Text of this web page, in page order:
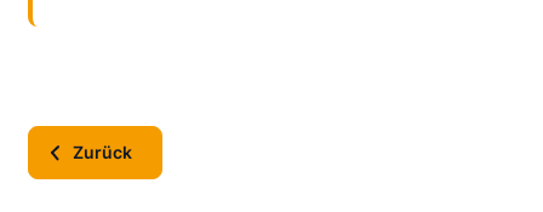
Zurück